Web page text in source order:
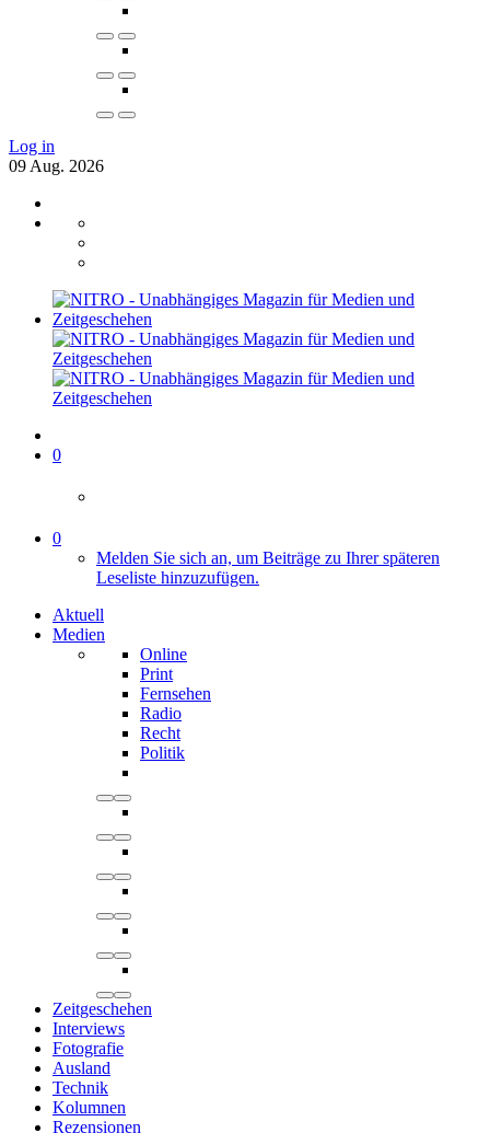
Log in
09 Aug. 2026
0
0
Melden Sie sich an, um Beiträge zu Ihrer späteren
Leseliste hinzuzufügen.
Aktuell
Medien
Online
Print
Fernsehen
Radio
Recht
Politik
Zeitgeschehen
Interviews
Fotografie
Ausland
Technik
Kolumnen
Rezensionen